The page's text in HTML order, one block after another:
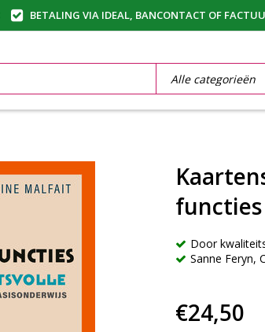
BETALING VIA IDEAL, BANCONTACT OF
functies
Door
Sanne Feryn,
€24,50